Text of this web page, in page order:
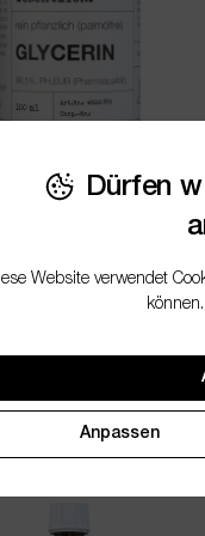
ein oder
Inkl. MwSt., zzgl.
500ml
Gib den
Dürfen
Website verwendet
können.
Anpassen